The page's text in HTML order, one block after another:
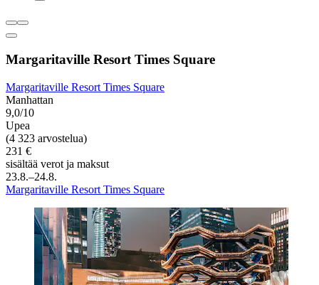
Margaritaville Resort Times Square
Margaritaville Resort Times Square
Manhattan
9,0/10
Upea
(4 323 arvostelua)
231 €
sisältää verot ja maksut
23.8.–24.8.
Margaritaville Resort Times Square